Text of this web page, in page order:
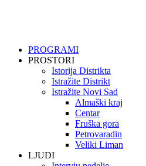
PROGRAMI
PROSTORI
Istorija Distrikta
Istražite Distrikt
Istražite Novi Sad
Almaški kraj
Centar
Fruška gora
Petrovaradin
Veliki Liman
LJUDI